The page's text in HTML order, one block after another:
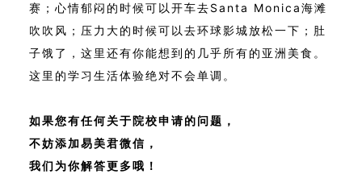
赛；心情郁闷的时候可以开车去Santa Monica海滩
吹吹风；压力大的时候可以去环球影城放松一下；肚
子饿了，这里还有你能想到的几乎所有的亚洲美食。
这里的学习生活体验绝对不会单调。
如果您有任何关于院校申请的问题，
不妨添加易美君微信，
我们为你解答更多哦！